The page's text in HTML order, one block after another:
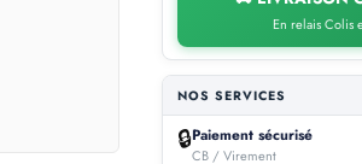
En relais Colis
NOS SERVICES
🔒Paiement sécurisé
CB / Virement